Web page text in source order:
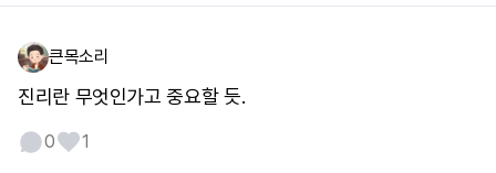
큰목소리
진리란 무엇인가고 중요할 듯.
0 1